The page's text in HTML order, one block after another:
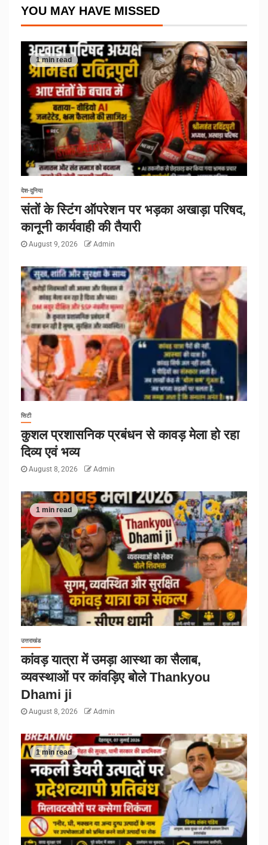
YOU MAY HAVE MISSED
1 min read
देश-दुनिया
संतों के स्टिंग ऑपरेशन पर भड़का अखाड़ा परिषद,
कानूनी कार्यवाही की तैयारी
August 9, 2026 Admin
सिटी
कुशल प्रशासनिक प्रबंधन से कावड़ मेला हो रहा
दिव्य एवं भव्य
August 8, 2026 Admin
1 min read
उत्तराखंड
कांवड़ यात्रा में उमड़ा आस्था का सैलाब,
व्यवस्थाओं पर कांवड़िए बोले Thankyou
Dhami ji
August 8, 2026 Admin
1 min read